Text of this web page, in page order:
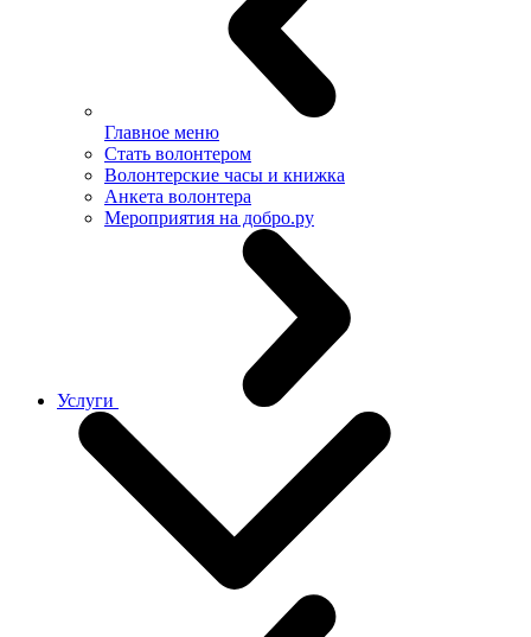
Главное меню
Стать волонтером
Волонтерские часы и книжка
Анкета волонтера
Мероприятия на добро.ру
Услуги